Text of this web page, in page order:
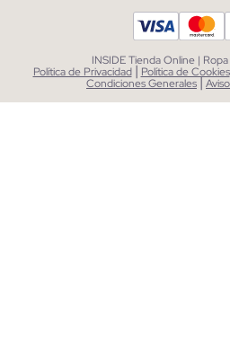
INSIDE Tienda Online |
Política de Privacidad | Política de Cookies
Condiciones Generales|